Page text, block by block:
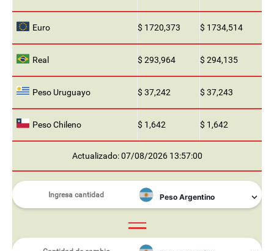
Euro $ 1720,373 $ 1734,514
Real $ 293,964 $ 294,135
Peso Uruguayo $ 37,242 $ 37,243
Peso Chileno $ 1,642 $ 1,642
Actualizado: 07/08/2026 13:57:00